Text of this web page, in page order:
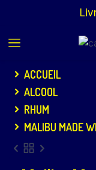
ACCUEIL
ALCOOL
RHUM
MALIBU MADE